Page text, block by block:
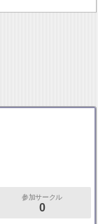
参加サークル
0